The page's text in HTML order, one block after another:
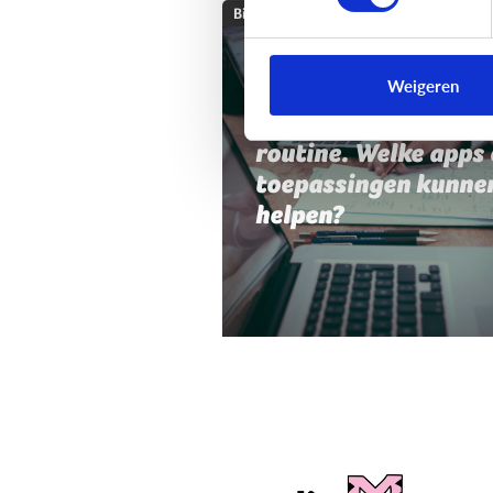
Weigeren
Bijzonder digitaal
Mijn kind heeft
met planning,
organisatie of
routine. Welke apps
toepassingen
helpen?